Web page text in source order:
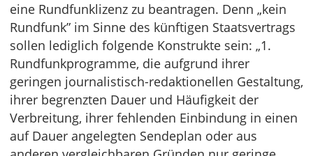
eine Rundfunklizenz zu beantragen. Denn „kein
Rundfunk” im Sinne des künftigen Staatsvertrags
sollen lediglich folgende Konstrukte sein: „1.
Rundfunkprogramme, die aufgrund ihrer
geringen journalistisch-redaktionellen Gestaltung,
ihrer begrenzten Dauer und Häufigkeit der
Verbreitung, ihrer fehlenden Einbindung in einen
auf Dauer angelegten Sendeplan oder aus